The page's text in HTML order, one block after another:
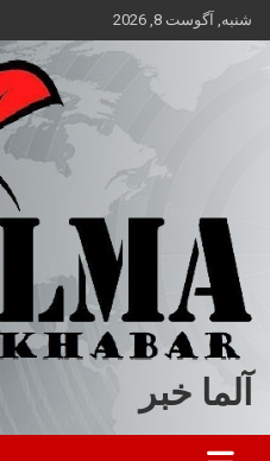
محتوا
شنبه, آگوست 8, 2026
آلما خبر